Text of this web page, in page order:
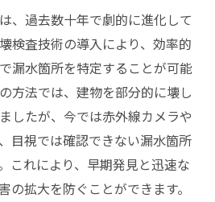
、過去数十年で劇的に進化して
検査技術の導入により、効率的
漏水箇所を特定することが可能
方法では、建物を部分的に壊し
したが、今では赤外線カメラや
目視では確認できない漏水箇所
これにより、早期発見と迅速な
の拡大を防ぐことができます。